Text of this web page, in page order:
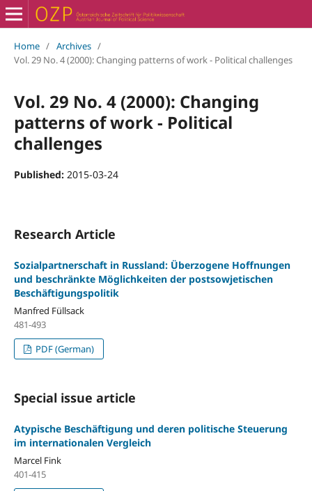
Home / Archives /
Vol. 29 No. 4 (2000): Changing patterns of work - Political challenges
Vol. 29 No. 4 (2000): Changing
patterns of work - Political
challenges
Published: 2015-03-24
Research Article
Sozialpartnerschaft in Russland: Überzogene Hoffnungen
und beschränkte Möglichkeiten der postsowjetischen
Beschäftigungspolitik
Manfred Füllsack
481-493
PDF (German)
Special issue article
Atypische Beschäftigung und deren politische Steuerung
im internationalen Vergleich
Marcel Fink
401-415